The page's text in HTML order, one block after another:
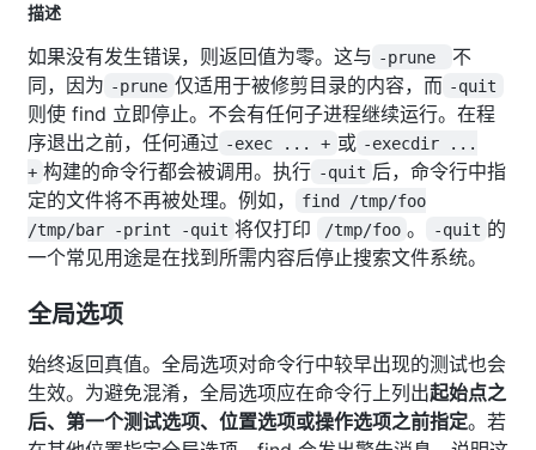
描述
如果没有发生错误，则返回值为零。这与 -prune
不
同，因为 -prune 仅适用于被修剪目录的内容，而 -quit
则使 find 立即停止。不会有任何子进程继续运行。在程
序退出之前，任何通过 -exec ... + 或 -execdir ...
+ 构建的命令行都会被调用。执行 -quit 后，命令行中指
定的文件将不再被处理。例如，
find /tmp/foo
/tmp/bar -print -quit 将仅打印 /tmp/foo 。 -quit 的
一个常见用途是在找到所需内容后停止搜索文件系统。
全局选项
始终返回真值。全局选项对命令行中较早出现的测试也会
生效。为避免混淆，全局选项应在命令行上列出起始点之
后、第一个测试选项、位置选项或操作选项之前指定。若